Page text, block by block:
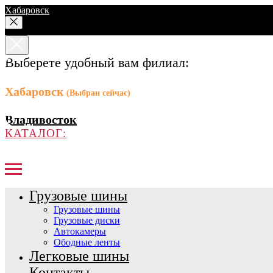
Хабаровск
Выберете удобный вам филиал:
Хабаровск (Выбран сейчас)
Владивосток
КАТАЛОГ:
Грузовые шины
Грузовые шины
Грузовые диски
Автокамеры
Ободные ленты
Легковые шины